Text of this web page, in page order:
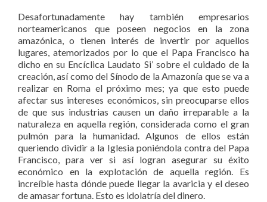
Desafortunadamente hay también empresarios
norteamericanos que poseen negocios en la zona
amazónica, o tienen interés de invertir por aquellos
lugares, atemorizados por lo que el Papa Francisco ha
dicho en su Encíclica Laudato Si’ sobre el cuidado de la
creación, así como del Sínodo de la Amazonía que se va a
realizar en Roma el próximo mes; ya que esto puede
afectar sus intereses económicos, sin preocuparse ellos
de que sus industrias causen un daño irreparable a la
naturaleza en aquella región, considerada como el gran
pulmón para la humanidad. Algunos de ellos están
queriendo dividir a la Iglesia poniéndola contra del Papa
Francisco, para ver si así logran asegurar su éxito
económico en la explotación de aquella región. Es
increíble hasta dónde puede llegar la avaricia y el deseo
de amasar fortuna. Esto es idolatría del dinero.